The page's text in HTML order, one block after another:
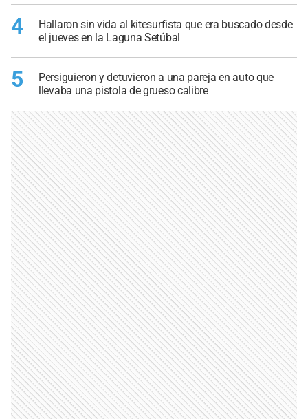
4
Hallaron sin vida al kitesurfista que era buscado desde
el jueves en la Laguna Setúbal
5
Persiguieron y detuvieron a una pareja en auto que
llevaba una pistola de grueso calibre